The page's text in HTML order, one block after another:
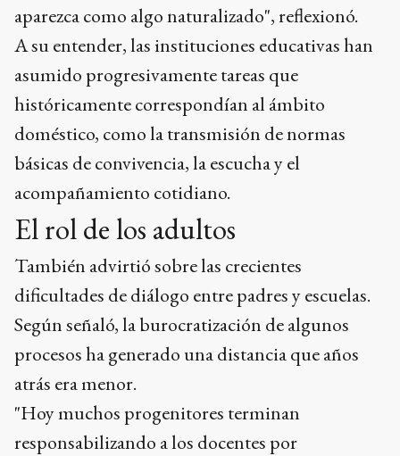
aparezca como algo naturalizado", reflexionó.
A su entender, las instituciones educativas han
asumido progresivamente tareas que
históricamente correspondían al ámbito
doméstico, como la transmisión de normas
básicas de convivencia, la escucha y el
acompañamiento cotidiano.
El rol de los adultos
También advirtió sobre las crecientes
dificultades de diálogo entre padres y escuelas.
Según señaló, la burocratización de algunos
procesos ha generado una distancia que años
atrás era menor.
"Hoy muchos progenitores terminan
responsabilizando a los docentes por